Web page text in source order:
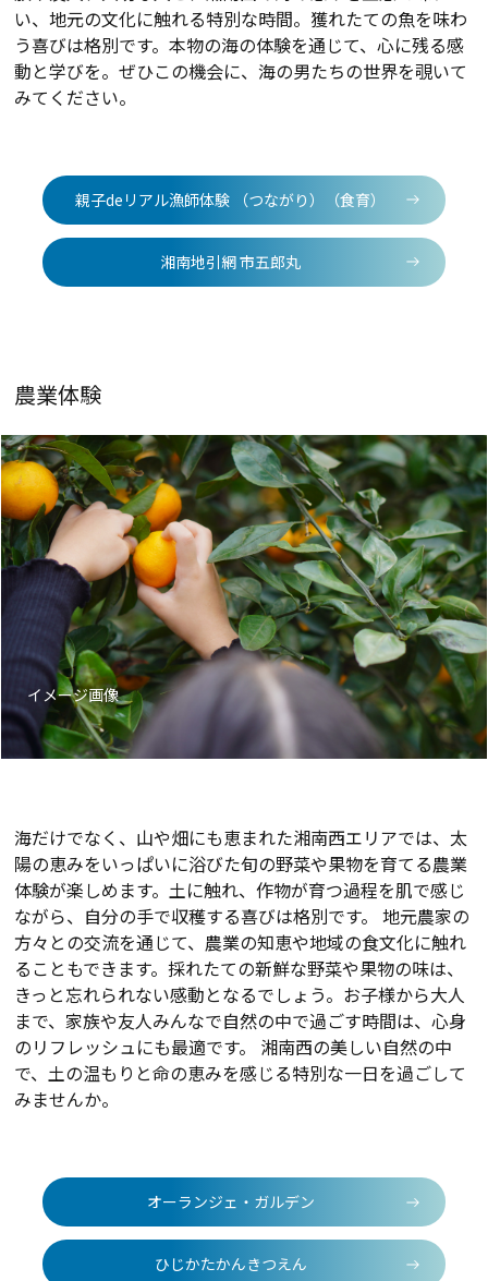
い、地元の文化に触れる特別な時間。獲れたての魚を味わ
う喜びは格別です。本物の海の体験を通じて、心に残る感
動と学びを。ぜひこの機会に、海の男たちの世界を覗いて
みてください。
親子deリアル漁師体験 （つながり）（食育）
湘南地引網 市五郎丸
農業体験
イメージ画像
海だけでなく、山や畑にも恵まれた湘南西エリアでは、太
陽の恵みをいっぱいに浴びた旬の野菜や果物を育てる農業
体験が楽しめます。土に触れ、作物が育つ過程を肌で感じ
ながら、自分の手で収穫する喜びは格別です。 地元農家の
方々との交流を通じて、農業の知恵や地域の食文化に触れ
ることもできます。採れたての新鮮な野菜や果物の味は、
きっと忘れられない感動となるでしょう。お子様から大人
まで、家族や友人みんなで自然の中で過ごす時間は、心身
のリフレッシュにも最適です。 湘南西の美しい自然の中
で、土の温もりと命の恵みを感じる特別な一日を過ごして
みませんか。
オーランジェ・ガルデン
ひじかたかんきつえん